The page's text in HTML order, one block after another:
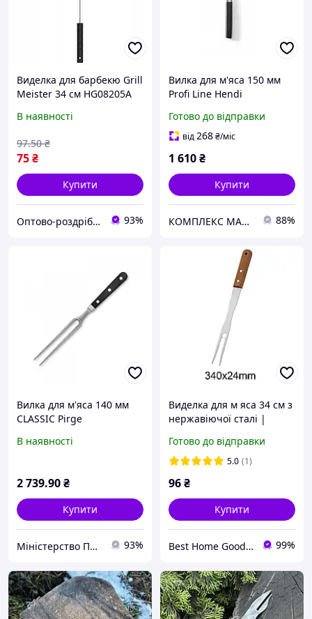
Виделка для барбекю Grill
Meister 34 см HG08205A
В наявності
75₴
97.50 ₴
Купити
Оптово-роздрібний інтернет-магазин "SmartBuyOnline" 93%
Вилка для м'яса 150 мм
Profi Line Hendi
Готово до відправки
від268₴/міс
1 610₴
Купити
КОМПЛЕКС МАРКЕТ 88%
Вилка для м'яса 140 мм
CLASSIC Pirge
В наявності
2 739.90₴
Купити
Міністерство Посуду 93%
Виделка для м яса 34 см з
нержавіючої сталі |
гриля, барбекю, BBQ
Готово до відправки
5.0 (1)
96₴
Купити
Best Home Goods - "Кращі товари для дому, подарунки, дрібниці" 99%